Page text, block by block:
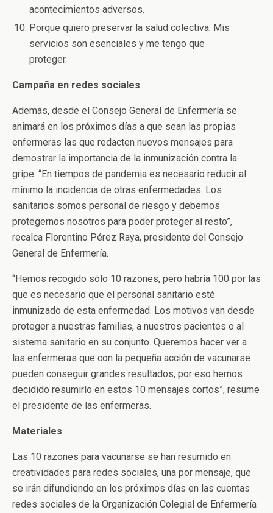
acontecimientos adversos.
Porque quiero preservar la salud colectiva. Mis
servicios son esenciales y me tengo que
proteger.
Campaña en redes sociales
Además, desde el Consejo General de Enfermería se
animará en los próximos días a que sean las propias
enfermeras las que redacten nuevos mensajes para
demostrar la importancia de la inmunización contra la
gripe. “En tiempos de pandemia es necesario reducir al
mínimo la incidencia de otras enfermedades. Los
sanitarios somos personal de riesgo y debemos
protegernos nosotros para poder proteger al resto”,
recalca Florentino Pérez Raya, presidente del Consejo
General de Enfermería.
“Hemos recogido sólo 10 razones, pero habría 100 por las
que es necesario que el personal sanitario esté
inmunizado de esta enfermedad. Los motivos van desde
proteger a nuestras familias, a nuestros pacientes o al
sistema sanitario en su conjunto. Queremos hacer ver a
las enfermeras que con la pequeña acción de vacunarse
pueden conseguir grandes resultados, por eso hemos
decidido resumirlo en estos 10 mensajes cortos”, resume
el presidente de las enfermeras.
Materiales
Las 10 razones para vacunarse se han resumido en
creatividades para redes sociales, una por mensaje, que
se irán difundiendo en los próximos días en las cuentas
redes sociales de la Organización Colegial de Enfermería